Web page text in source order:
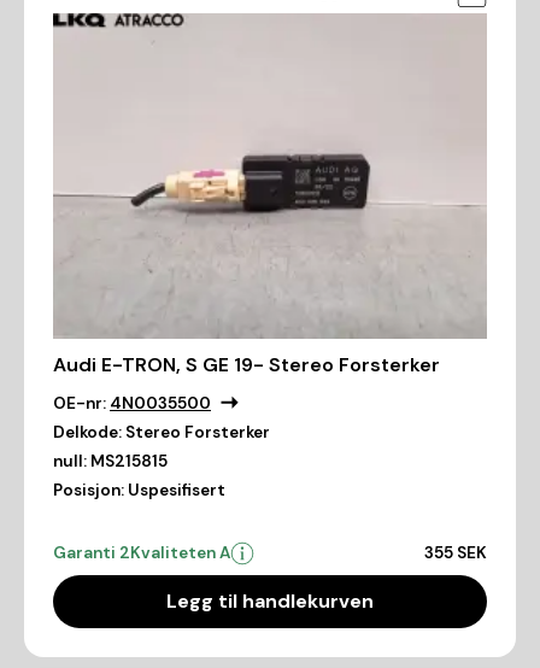
Audi E-TRON, S GE 19- Stereo Forsterker
OE-nr: 4N0035500
Delkode: Stereo Forsterker
null: MS215815
Posisjon: Uspesifisert
Garanti 2Kvaliteten A 355 SEK
Legg til handlekurven